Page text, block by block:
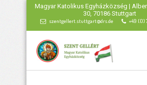
Magyar Katolikus Egyházközség |
30, 70186 Stuttgart
szentgellert.stuttgart@drs.de +49 (0)